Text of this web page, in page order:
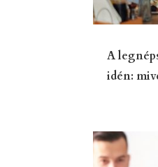
A
idén: